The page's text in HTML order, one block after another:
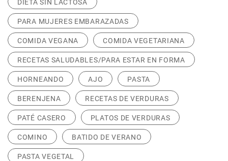
DIETA SIN LACTOSA
PARA MUJERES EMBARAZADAS
COMIDA VEGANA COMIDA VEGETARIANA
RECETAS SALUDABLES/PARA ESTAR EN FORMA
HORNEANDO AJO PASTA
BERENJENA RECETAS DE VERDURAS
PATÉ CASERO PLATOS DE VERDURAS
COMINO BATIDO DE VERANO
PASTA VEGETAL